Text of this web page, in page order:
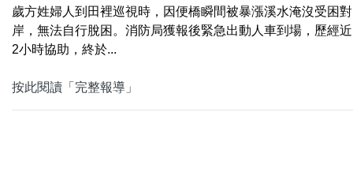
歲方姓婦人到田裡巡視時，因便橋瞬間被暴漲溪水淹沒受困對
岸，無法自行脫困。消防局獲報後緊急出動人車到場，歷經近
2小時協助，終於...
按此閱讀「完整報導」